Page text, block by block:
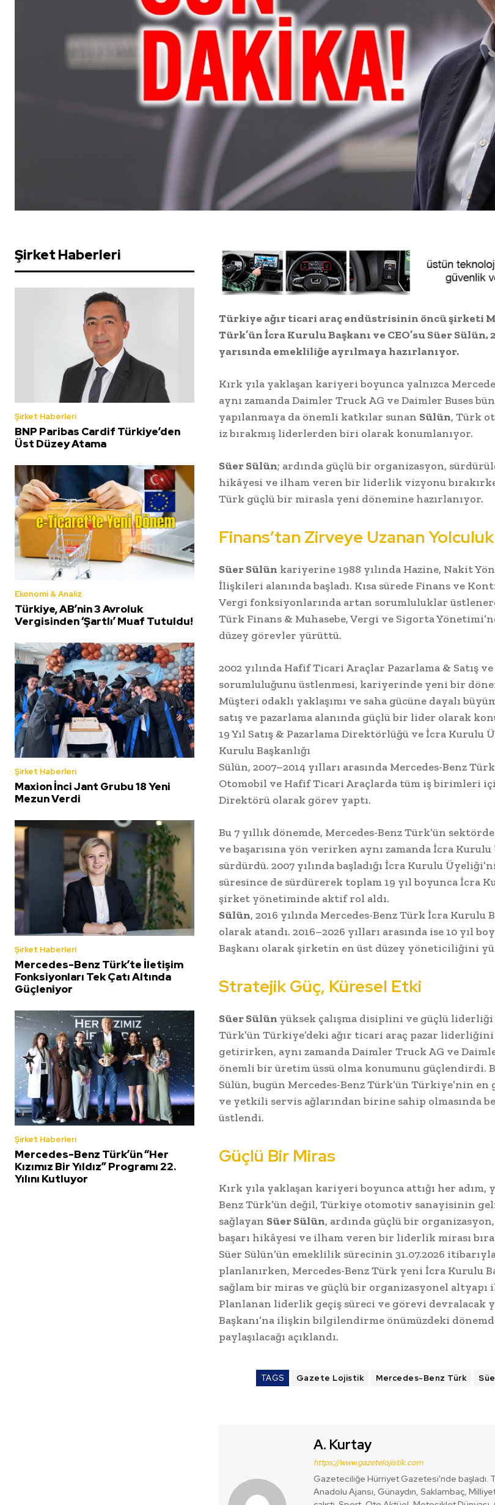
Şirket Haberleri
Şirket Haberleri
BNP Paribas Cardif Türkiye’den
Üst Düzey Atama
Ekonomi & Analiz
Türkiye, AB’nin 3 Avroluk
Vergisinden ‘Şartlı’ Muaf Tutuldu!
Şirket Haberleri
Maxion İnci Jant Grubu 18 Yeni
Mezun Verdi
Şirket Haberleri
Mercedes-Benz Türk’te İletişim
Fonksiyonları Tek Çatı Altında
Güçleniyor
Şirket Haberleri
Mercedes-Benz Türk’ün “Her
Kızımız Bir Yıldız” Programı 22.
Yılını Kutluyor
Türkiye ağır ticari araç endüstrisinin öncü şirketi
Türk’ün İcra Kurulu Başkanı ve CEO’su Süer Sülün,
yarısında emekliliğe ayrılmaya hazırlanıyor.
Kırk yıla yaklaşan kariyeri boyunca yalnızca
aynı zamanda Daimler Truck AG ve Daimler Buses
yapılanmaya da önemli katkılar sunan Sülün, Türk
iz bırakmış liderlerden biri olarak konumlanıyor.
Süer Sülün; ardında güçlü bir organizasyon,
hikâyesi ve ilham veren bir liderlik vizyonu
Türk güçlü bir mirasla yeni dönemine hazırlanıyor.
Finans’tan Zirveye Uzanan Yolculuk
Süer Sülün kariyerine 1988 yılında Hazine, Nakit
İlişkileri alanında başladı. Kısa sürede Finans ve
Vergi fonksiyonlarında artan sorumluluklar
Türk Finans & Muhasebe, Vergi ve Sigorta
düzey görevler yürüttü.
2002 yılında Hafif Ticari Araçlar Pazarlama & Satış
sorumluluğunu üstlenmesi, kariyerinde yeni bir
Müşteri odaklı yaklaşımı ve saha gücüne dayalı
satış ve pazarlama alanında güçlü bir lider olarak
19 Yıl Satış & Pazarlama Direktörlüğü ve İcra Kurulu
Kurulu Başkanlığı
Sülün, 2007–2014 yılları arasında Mercedes-Benz
Otomobil ve Hafif Ticari Araçlarda tüm iş birimleri
Direktörü olarak görev yaptı.
Bu 7 yıllık dönemde, Mercedes-Benz Türk’ün
ve başarısına yön verirken aynı zamanda İcra
sürdürdü. 2007 yılında başladığı İcra Kurulu
süresince de sürdürerek toplam 19 yıl boyunca İcra
şirket yönetiminde aktif rol aldı.
Sülün, 2016 yılında Mercedes-Benz Türk İcra Kurulu
olarak atandı. 2016–2026 yılları arasında ise 10 yıl
Başkanı olarak şirketin en üst düzey yöneticiliğini
Stratejik Güç, Küresel Etki
Süer Sülün yüksek çalışma disiplini ve güçlü liderliği
Türk’ün Türkiye’deki ağır ticari araç pazar liderliğini
getirirken, aynı zamanda Daimler Truck AG ve
önemli bir üretim üssü olma konumunu güçlendirdi.
Sülün, bugün Mercedes-Benz Türk’ün Türkiye’nin
ve yetkili servis ağlarından birine sahip olmasında
üstlendi.
Güçlü Bir Miras
Kırk yıla yaklaşan kariyeri boyunca attığı her adım,
Benz Türk’ün değil, Türkiye otomotiv sanayisinin
sağlayan Süer Sülün, ardında güçlü bir
başarı hikâyesi ve ilham veren bir liderlik mirası
Süer Sülün’ün emeklilik sürecinin 31.07.2026
planlanırken, Mercedes-Benz Türk yeni İcra Kurulu
sağlam bir miras ve güçlü bir organizasyonel altyapı
Planlanan liderlik geçiş süreci ve görevi devralacak
Başkanı’na ilişkin bilgilendirme önümüzdeki
paylaşılacağı açıklandı.
TAGS Gazete Lojistik Mercedes-Benz Türk
A. Kurtay
https://www.gazetelojistik.com
Gazeteciliğe Hürriyet Gazetesi'nde başladı.
Anadolu Ajansı, Günaydın, Saklambaç,